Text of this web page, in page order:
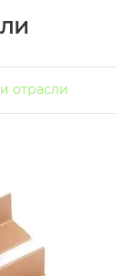
отрасли